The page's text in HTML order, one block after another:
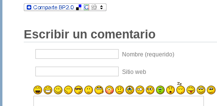
Escribir un comentario
Nombre (requerido)
Sitio web